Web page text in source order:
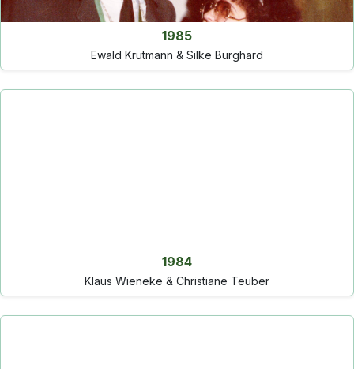
1985
Ewald Krutmann & Silke Burghard
1984
Klaus Wieneke & Christiane Teuber